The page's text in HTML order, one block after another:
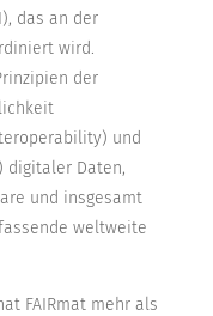
das an der
wird.
der
und
digitaler Daten,
und insgesamt
weltweite
FAIRmat mehr als